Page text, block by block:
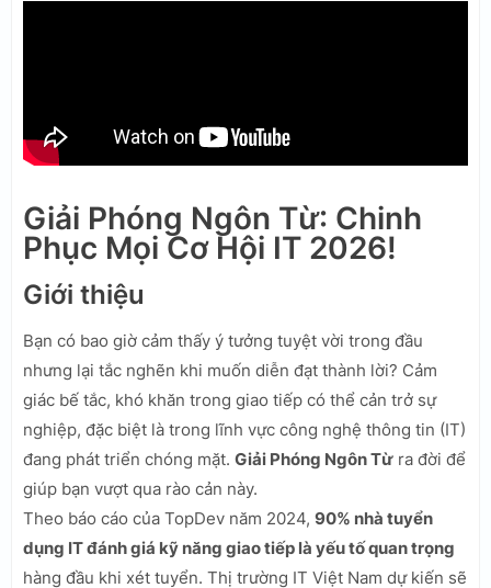
Giải Phóng Ngôn Từ: Chinh
Phục Mọi Cơ Hội IT 2026!
Giới thiệu
Bạn có bao giờ cảm thấy ý tưởng tuyệt vời trong đầu
nhưng lại tắc nghẽn khi muốn diễn đạt thành lời? Cảm
giác bế tắc, khó khăn trong giao tiếp có thể cản trở sự
nghiệp, đặc biệt là trong lĩnh vực công nghệ thông tin (IT)
đang phát triển chóng mặt. Giải Phóng Ngôn Từ ra đời để
giúp bạn vượt qua rào cản này.
Theo báo cáo của TopDev năm 2024, 90% nhà tuyển
dụng IT đánh giá kỹ năng giao tiếp là yếu tố quan trọng
hàng đầu khi xét tuyển. Thị trường IT Việt Nam dự kiến sẽ